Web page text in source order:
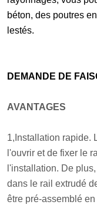
béton, des poutres
lestés.
DEMANDE DE
AVANTAGES
1,Installation rapide.
l'ouvrir et de fixer le
l'installation. De
dans le rail extrudé
être pré-assemblé